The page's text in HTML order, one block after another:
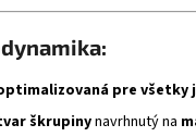
pre všetky
škrupinynavrhnutý na